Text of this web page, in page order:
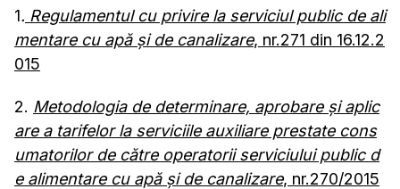
1. Regulamentul cu privire la serviciul public de ali
mentare cu apă și de canalizare, nr.271 din 16.12.2
015
2. Metodologia de determinare, aprobare și aplic
are a tarifelor la serviciile auxiliare prestate cons
umatorilor de către operatorii serviciului public d
e alimentare cu apă şi de canalizare, nr.270/2015